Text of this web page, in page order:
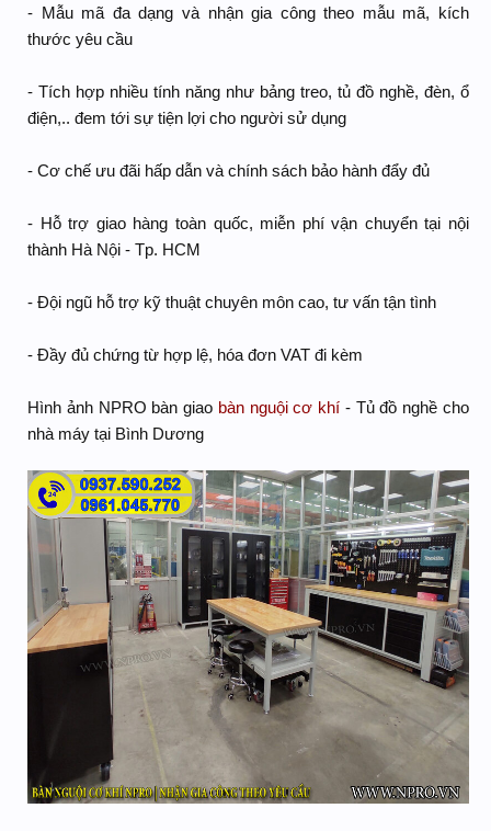
- Mẫu mã đa dạng và nhận gia công theo mẫu mã, kích
thước yêu cầu
- Tích hợp nhiều tính năng như bảng treo, tủ đồ nghề, đèn, ổ
điện,.. đem tới sự tiện lợi cho người sử dụng
- Cơ chế ưu đãi hấp dẫn và chính sách bảo hành đẩy đủ
- Hỗ trợ giao hàng toàn quốc, miễn phí vận chuyển tại nội
thành Hà Nội - Tp. HCM
- Đội ngũ hỗ trợ kỹ thuật chuyên môn cao, tư vấn tận tình
- Đầy đủ chứng từ hợp lệ, hóa đơn VAT đi kèm
Hình ảnh NPRO bàn giao bàn nguội cơ khí - Tủ đồ nghề cho
nhà máy tại Bình Dương